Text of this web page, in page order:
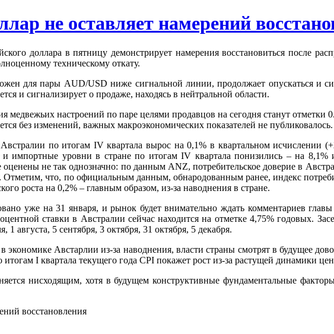
не оставляет намерений
доллара в пятницу демонстрирует намерения восстановиться после
техническому откату.
для пары AUD/USD ниже сигнальной линии, продолжает опускаться и
и сигнализирует о продаже, находясь в нейтральной области.
настроений по паре целями продавцов на сегодня станут отметки
без изменений, важных макроэкономических показателей не публиковалось.
по итогам IV квартала вырос на 0,1% в квартальном исчислении
импортные уровни в стране по итогам IV квартала понизились – на 8,1%
не так однозначно: по данным ANZ, потребительское доверие в
Отметим, что, по официальным данным, обнародованным ранее, индекс
роста на 0,2% – главным образом, из-за наводнения в стране.
уже на 31 января, и рынок будет внимательно ждать комментариев
ставки в Австралии сейчас находится на отметке 4,75% годовых.
августа, 5 сентября, 3 октября, 31 октября, 5 декабря.
Австарлии из-за наводнения, власти страны смотрят в будущее
I квартала текущего года CPI покажет рост из-за растущей динамики
нисходящим, хотя в будущем конструктивные фундаментальные